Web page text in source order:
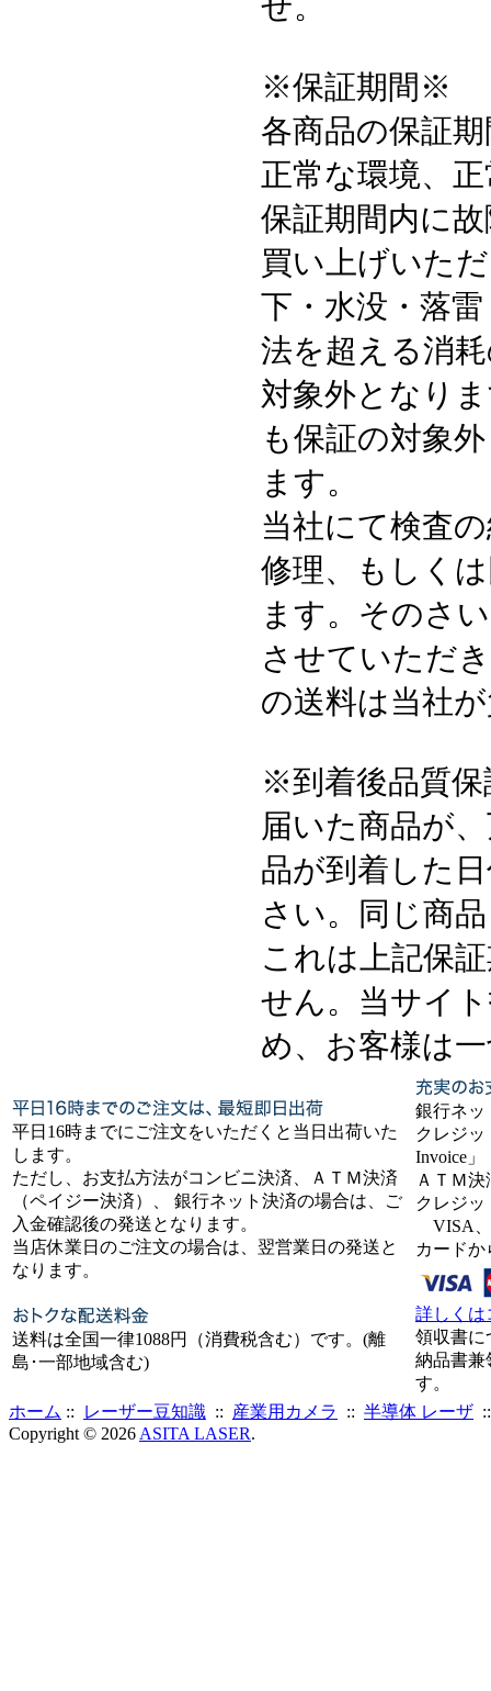
※保証期間※
各商品の保証
正常な環境、
保証期間内に
買い上げいた
下・水没・落
法を超える消
対象外となり
も保証の対象
ます。
当社にて検査
修理、もしく
ます。そのさ
させていただ
の送料は当社
※到着後品質
届いた商品が
品が到着した
さい。同じ商
これは上記保
せん。当サイ
め、お客様は
平日16時までにご注文をいただくと当日出荷いた
します。
ただし、お支払方法がコンビニ決済、ＡＴＭ決済
（ペイジー決済）、 銀行ネット決済の場合は、ご
入金確認後の発送となります。
当店休業日のご注文の場合は、翌営業日の発送と
なります。
送料は全国一律1088円（消費税含む）です。(離
島･一部地域含む)
銀行ネッ
クレジッ
Invoice」
ＡＴＭ
クレジッ
VISA、
カード
詳しくは
領収書に
納品書兼
す。
ホーム :: レーザー豆知識 :: 産業用カメラ :: 半導体 レーザ
Copyright © 2026 ASITA LASER.